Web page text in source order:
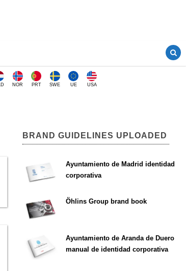
NOR PRT SWE UE USA
BRAND GUIDELINES UPLOADED
Ayuntamiento de Madrid identidad
corporativa
Öhlins Group brand book
Ayuntamiento de Aranda de Duero
manual de identidad corporativa